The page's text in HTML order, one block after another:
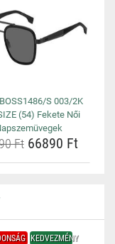
S 003/2K
(54) Fekete Női
Ft66890 Ft
KEDVEZMÉNY